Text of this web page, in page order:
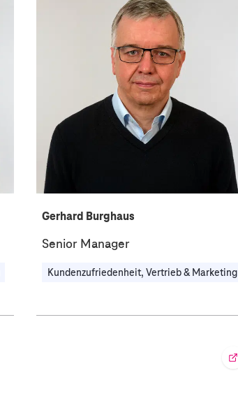
Gerhard Burghaus
Senior Manager
Kundenzufriedenheit, Vertrieb & Marketing